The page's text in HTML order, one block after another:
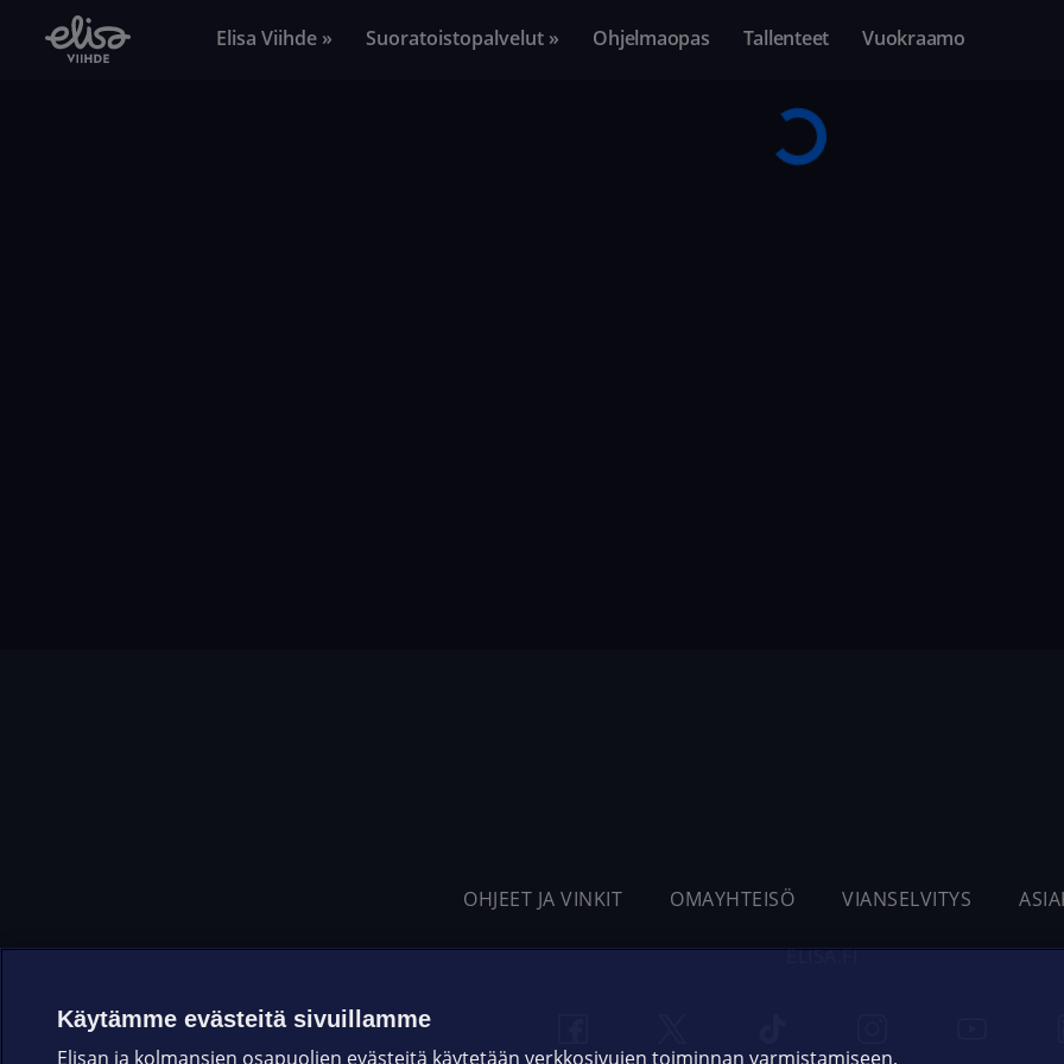
Elisa Viihde » Suoratoistopalvelut » Ohjelmaopas Tallenteet Vuokraamo
OHJEET JA VINKIT OMAYHTEISÖ VIANSELVITYS
ELISA.FI
Käytämme evästeitä sivuillamme
Elisan ja kolmansien osapuolien evästeitä käytetään verkkosivujen toiminnan varmistamiseen,